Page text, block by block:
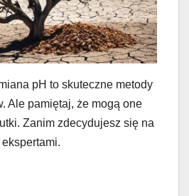
pH to skuteczne metody
Ale pamiętaj, że mogą one
Zanim zdecydujesz się na